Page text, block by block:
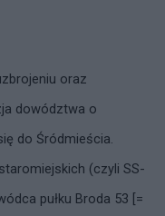
oraz
dowództwa o
do Śródmieścia.
(czyli SS-
pułku Broda 53 [=